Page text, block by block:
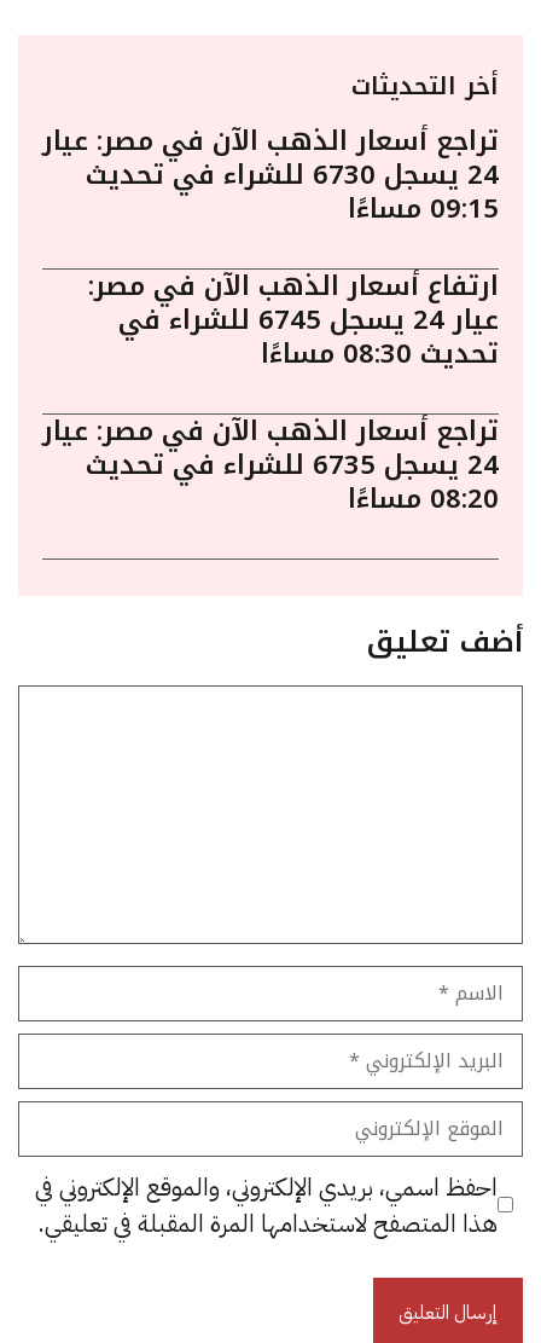
أخر التحديثات
تراجع أسعار الذهب الآن في مصر: عيار
24 يسجل 6730 للشراء في تحديث
09:15 مساءًا
ارتفاع أسعار الذهب الآن في مصر:
عيار 24 يسجل 6745 للشراء في
تحديث 08:30 مساءًا
تراجع أسعار الذهب الآن في مصر: عيار
24 يسجل 6735 للشراء في تحديث
08:20 مساءًا
أضف تعليق
الاسم
البريد
الإلكتروني
الموقع
الإلكتروني
احفظ اسمي، بريدي الإلكتروني، والموقع الإلكتروني في
هذا المتصفح لاستخدامها المرة المقبلة في تعليقي.